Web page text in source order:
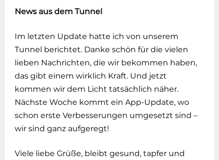
News aus dem Tunnel
Im letzten Update hatte ich von unserem
Tunnel berichtet. Danke schön für die vielen
lieben Nachrichten, die wir bekommen haben,
das gibt einem wirklich Kraft. Und jetzt
kommen wir dem Licht tatsächlich näher.
Nächste Woche kommt ein App-Update, wo
schon erste Verbesserungen umgesetzt sind –
wir sind ganz aufgeregt!
Viele liebe Grüße, bleibt gesund, tapfer und